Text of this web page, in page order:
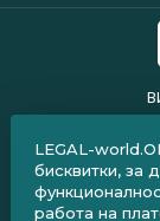
LEGAL-
бисквитки, за
работа на